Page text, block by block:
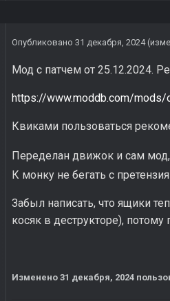
Опубликовано 31 декабря, 2024
Мод с патчем от 25.12.2024.
https://www.moddb.com/
Квиками пользоваться
Переделан движок и сам
К монку не бегать с
Забыл написать, что ящики
косяк в деструкторе), потому
Изменено 31 декабря, 2024